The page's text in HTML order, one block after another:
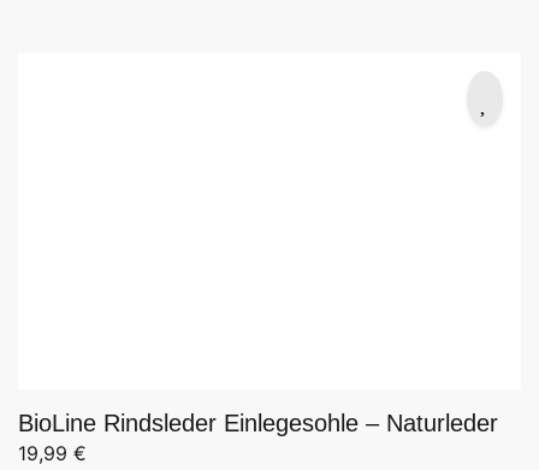
BioLine Rindsleder Einlegesohle – Naturleder
19,99 €